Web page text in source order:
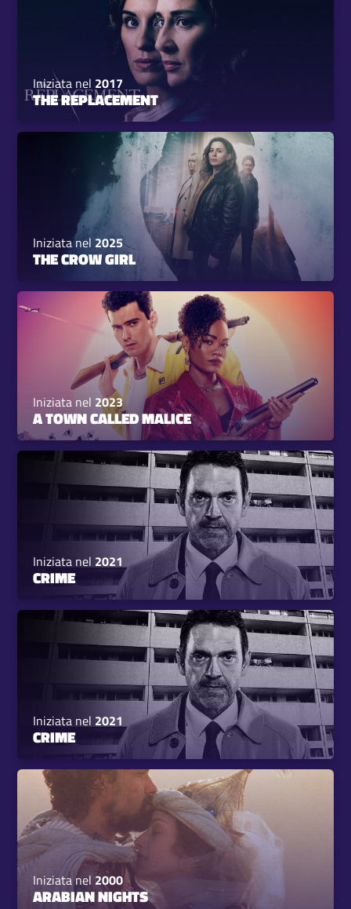
Iniziata nel 2017
THE REPLACEMENT
Iniziata nel 2025
THE CROW GIRL
Iniziata nel 2023
A TOWN CALLED MALICE
Iniziata nel 2021
CRIME
Iniziata nel 2021
CRIME
Iniziata nel 2000
ARABIAN NIGHTS